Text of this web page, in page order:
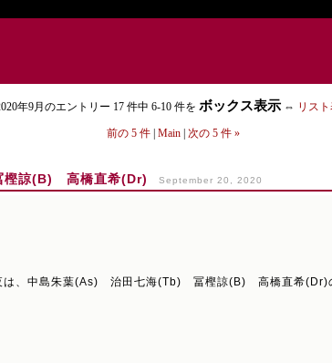
年9月のエントリー 17 件中 6-10 件を ボックス表示⇔ リス
前の 5 件 Main 次の 5 件 »
樫諒(B) 高橋直希(Dr) September 20, 2020
は、中島朱葉(As) 治田七海(Tb) 冨樫諒(B) 高橋直希(Dr)の